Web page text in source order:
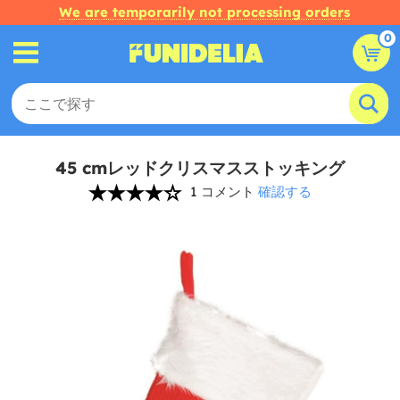
We are temporarily not processing orders
0
45 cmレッドクリスマスストッキング
1 コメント 確認する